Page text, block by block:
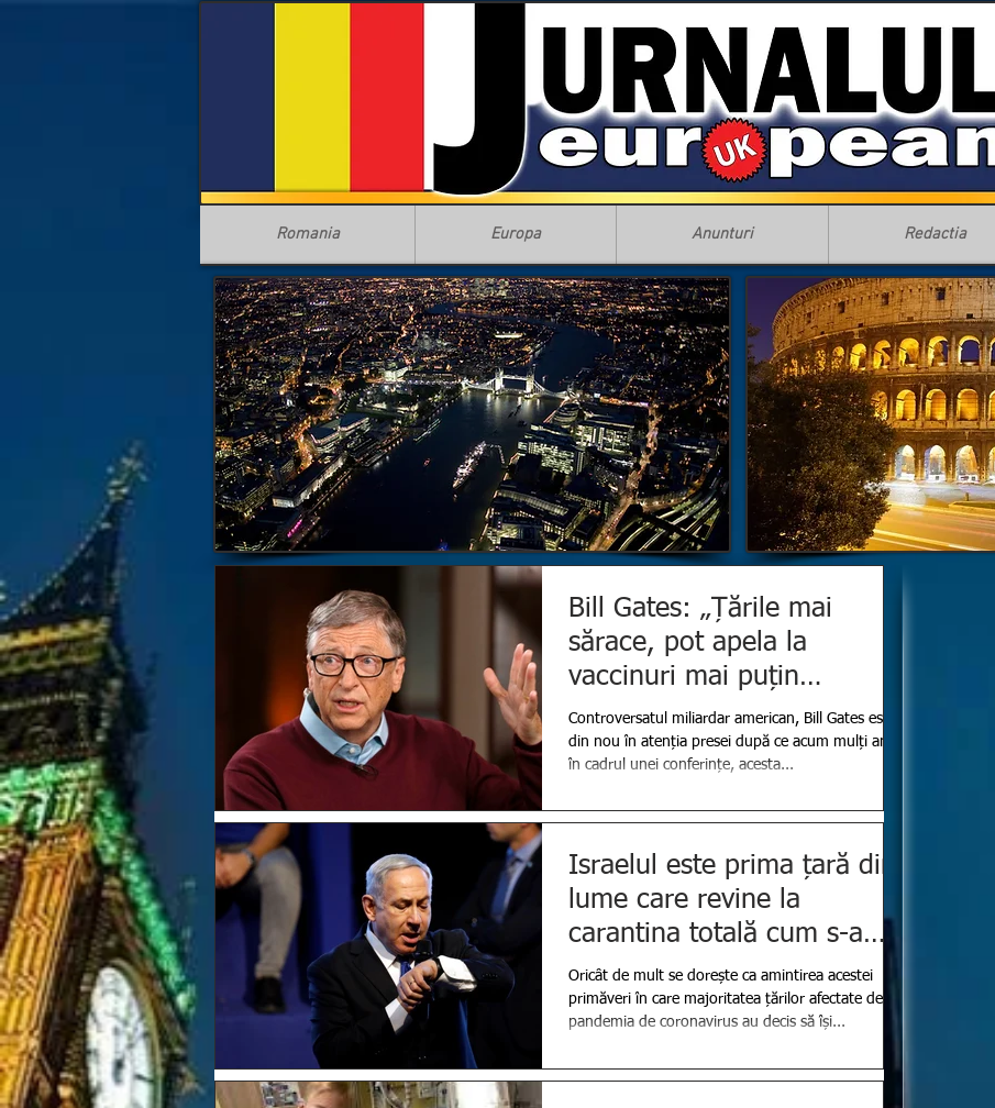
Romania Europa Anunturi Redactia
Bill Gates: „Țările mai
sărace, pot apela la
vaccinuri mai puțin
eficiente cum ar fi cele
propuse de
Controversatul miliardar american, Bill Gates este
din nou în atenția presei după ce acum mulți ani,
în cadrul unei conferințe, acesta...
Israelul este prima țară din
lume care revine la
carantina totală cum s-a
întâmplat în primăvară
Oricât de mult se dorește ca amintirea acestei
primăveri în care majoritatea țărilor afectate de
pandemia de coronavirus au decis să își...